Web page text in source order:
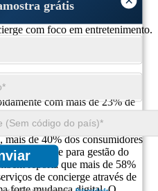
grátis
experiências culturais e da
para um crescimento de
com foco em entretenimento.
integrados com hotéis e
demanda crescente.
com mais de 23% de
aumento dos rendimentos
Em países como a China,
mais de 40% dos consumidores
de concierge para gestão do
reporta que mais de 58%
de concierge através de